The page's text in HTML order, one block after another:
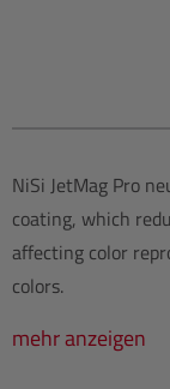
NiSi JetMag Pro
coating, which
affecting color
colors.
mehr anzeigen